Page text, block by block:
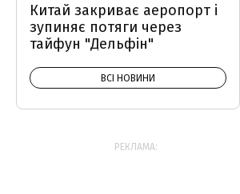
Китай закриває аеропорт і
зупиняє потяги через
тайфун "Дельфін"
ВСІ НОВИНИ
РЕКЛАМА: